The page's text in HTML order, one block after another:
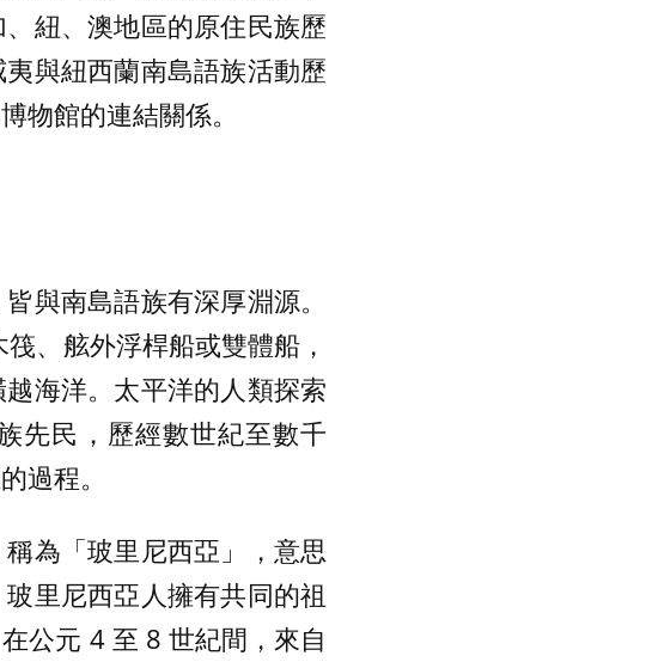
紐、澳地區的原住民族歷
與紐西蘭南島語族活動歷
物館的連結關係。
與南島語族有深厚淵源。
、舷外浮桿船或雙體船，
海洋。太平洋的人類探索
先民，歷經數世紀至數千
過程。
為「玻里尼西亞」，意思
里尼西亞人擁有共同的祖
公元 4 至 8 世紀間，來自